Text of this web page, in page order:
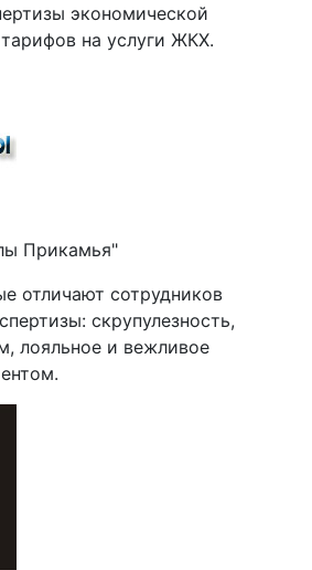
экономической
на услуги ЖКХ.
Прикамья"
отличают сотрудников
скрупулезность,
лояльное и вежливое